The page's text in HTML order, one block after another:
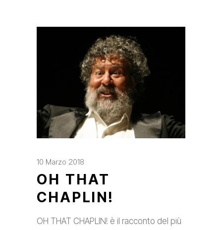
10 Marzo 2018
OH THAT
CHAPLIN!
OH THAT CHAPLIN! è il racconto del più